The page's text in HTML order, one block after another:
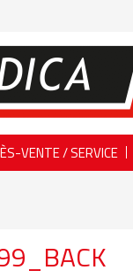
VENTE / SERVICE